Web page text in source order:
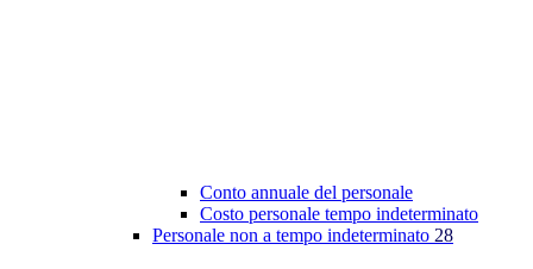
Conto annuale del personale
Costo personale tempo indeterminato
Personale non a tempo indeterminato 28